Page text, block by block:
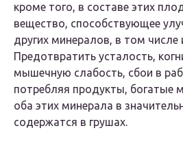
кроме того, в составе этих
вещество, способствующее
других минералов, в том числе
Предотвратить усталость,
мышечную слабость, сбои в
потребляя продукты, богатые
оба этих минерала в
содержатся в грушах.